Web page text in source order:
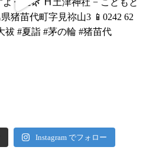
Instagram でフォロー